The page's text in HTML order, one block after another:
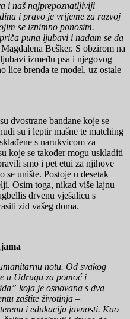
i naš najprepoznatljiviji
i pravo je vrijeme za razvoj
se iznimno ponosim.
puna ljubavi i nadam se da
Bešker. S obzirom na
između psa i njegovog
lice brenda te model, uz ostale
dvostrane bandane koje se
su i leptir mašne te matching
s narukvicom za
koje se također mogu uskladiti
smo i pet etui za njihove
unište. Postoje u desetak
Osim toga, nikad više lajnu
drvenu vješalicu s
zid vašeg doma.
notu. Od svakog
u Udrugu za pomoć i
koja je osnovana s dva
zaštite životinja –
i edukacija javnosti. Kao